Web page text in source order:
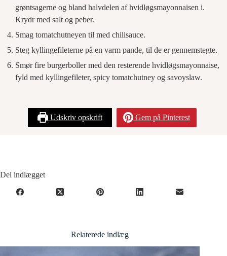
grøntsagerne og bland halvdelen af hvidløgsmayonnaisen i.
Krydr med salt og peber.
Smag tomatchutneyen til med chilisauce.
Steg kyllingefileterne på en varm pande, til de er gennemstegte.
Smør fire burgerboller med den resterende hvidløgsmayonnaise,
fyld med kyllingefileter, spicy tomatchutney og savoyslaw.
Udskriv opskrift Gem på Pinterest
Del indlægget
Relaterede indlæg